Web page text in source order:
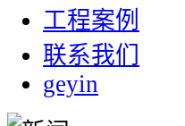
工程案例
联系我们
geyin